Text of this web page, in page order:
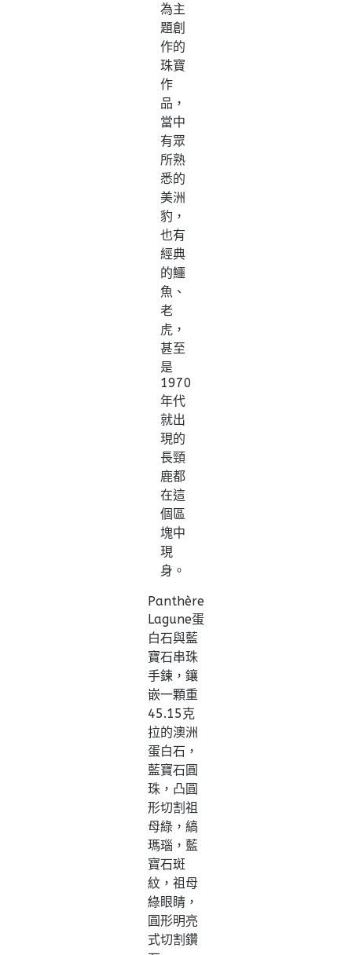
為主
題創
作的
珠寶
作
品，
當中
有眾
所熟
悉的
美洲
豹，
也有
經典
的鱷
魚、
老
虎，
甚至
是
1970
年代
就出
現的
長頸
鹿都
在這
個區
塊中
現
身。
Panthère
Lagune蛋
白石與藍
寶石串珠
手鍊，鑲
嵌一顆重
45.15克
拉的澳洲
蛋白石，
藍寶石圓
珠，凸圓
形切割祖
母綠，縞
瑪瑙，藍
寶石斑
紋，祖母
綠眼睛，
圓形明亮
式切割鑽